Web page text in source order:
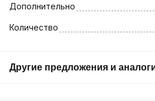
Дополнительно
Количество
Другие предложения и